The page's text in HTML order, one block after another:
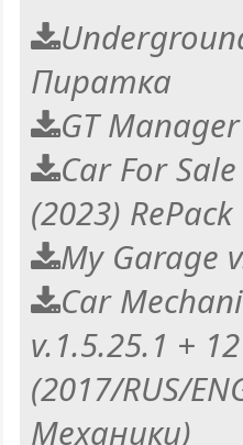
Пиратка
GT
Car For
(2023) RePack
My Garage
Car
v.1.5.25.1 +
(2017/RUS/
Механики)